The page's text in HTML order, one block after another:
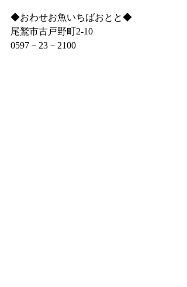
◆おわせお魚いちばおとと◆
尾鷲市古戸野町2‐10
0597－23－2100